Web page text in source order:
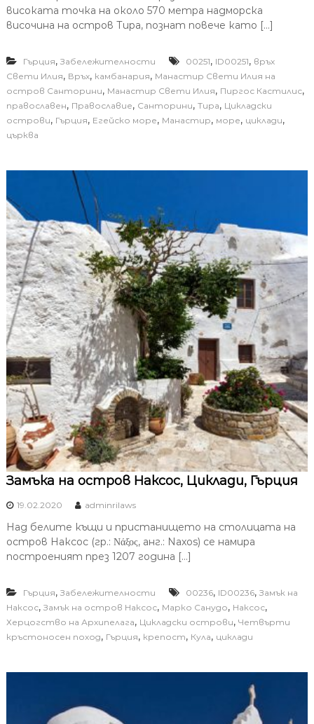
високата точка на около 570 метра надморска
височина на остров Тира, познат повече като […]
Гърция, Забележителности 00251, ID00251, връх
Свети Илия, Връх, камбанария, Манастир Свети Илия на
остров Санторини, Манастир Свети Илия, Пиргос Кастилис,
православен, Православие, Санторини, Тира, Цикладски
острови, Гърция, Егейско море, Манастир, море, циклади,
църква
Замъка на остров Наксос, Циклади, Гърция
19.02.2020 adminrilaws
Над белите къщи и пристанището на столицата на
остров Наксос (гр.: Νάξος, анг.: Naxos) се намира
построеният през 1207 година […]
Гърция, Забележителности 00236, ID00236, Замък на
Наксос, Замък на остров Наксос, Марко Санудо, Наксос,
Херцогство на Архипелага, Цикладски острови, Четвърти
кръстоносен поход, Гърция, крепост, Кула, циклади